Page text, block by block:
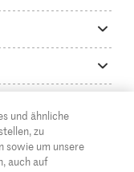
und ähnliche
zu
sowie um unsere
auch auf